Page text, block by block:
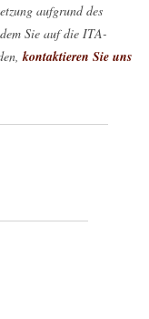
aufgrund des
Sie auf die ITA-
kontaktieren Sie uns